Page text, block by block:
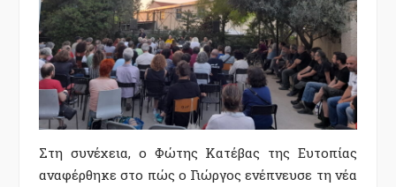
Στη συνέχεια, ο Φώτης Κατέβας της Ευτοπίας
αναφέρθηκε στο πώς ο Γιώργος ενέπνευσε τη νέα